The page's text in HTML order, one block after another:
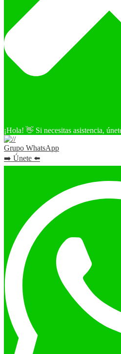
¡Hola! 👋 Si necesitas asistencia,
Grupo WhatsApp
➡️ Únete ⬅️